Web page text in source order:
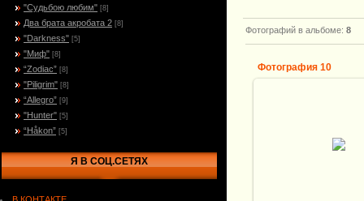
"Судьбою любим" [8]
Два брата акробата 2 [8]
"Darkness" [5]
"Миф" [8]
“Zodiac” [8]
"Piligrim" [8]
“Allegro” [9]
"Hunter" [5]
“Håkon” [5]
Я В СОЦ.СЕТЯХ
Фотографий в альбоме: 8
Фотография 10
Клинок: Ламинат
Кузнец: